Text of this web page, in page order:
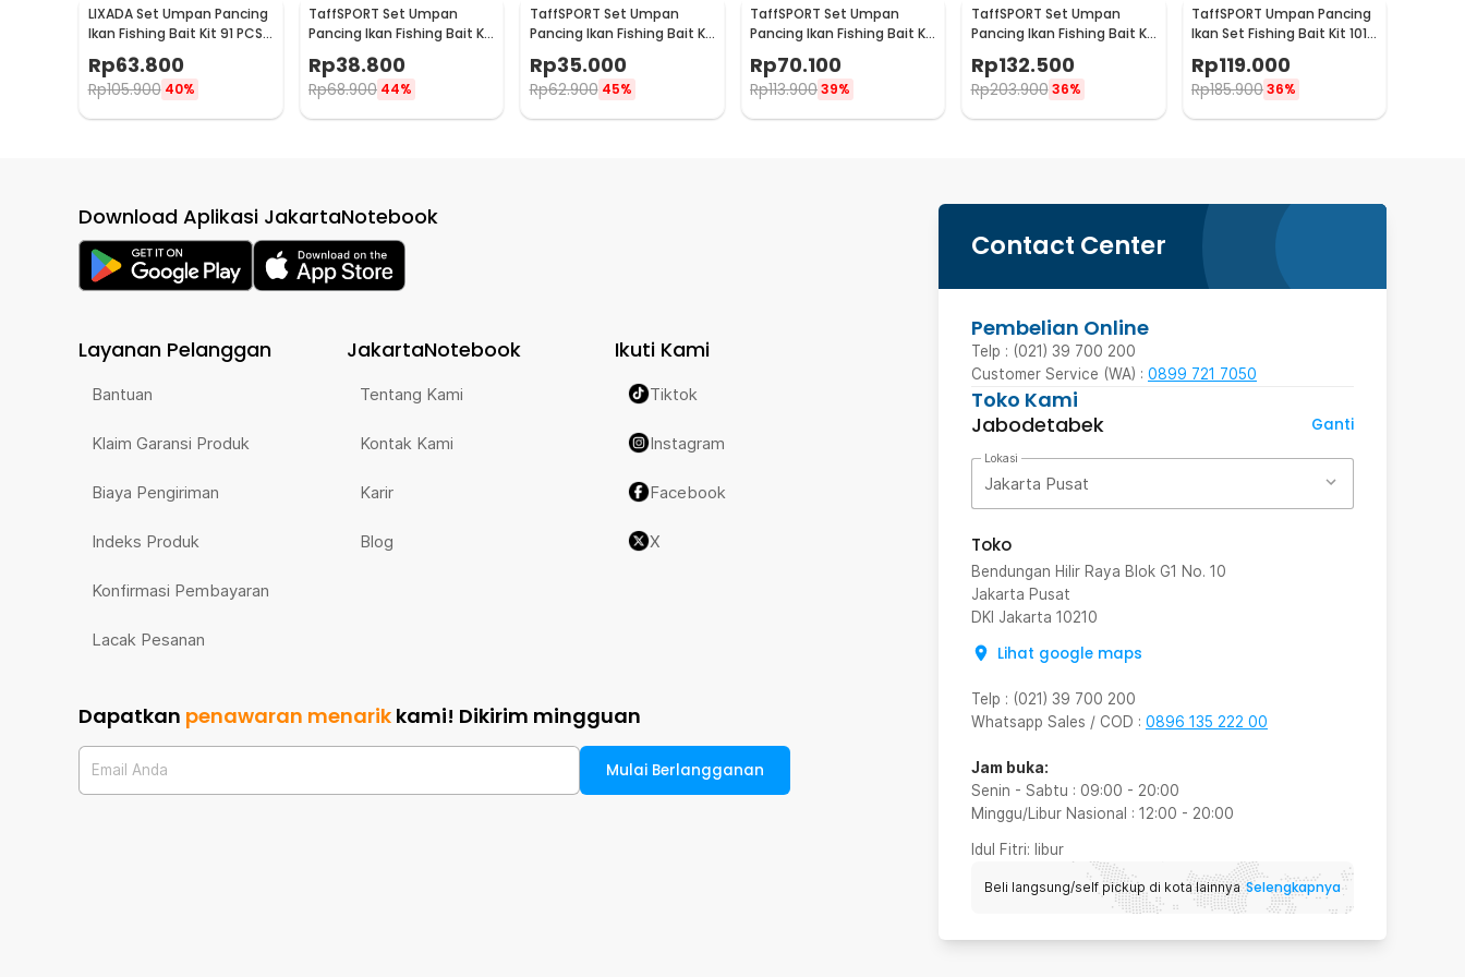
LIXADA Set Umpan Pancing
Ikan Fishing Bait Kit 91 PCS -
DWS250-B
Rp63.800
Rp105.900 40%
TaffSPORT Set Umpan
Pancing Ikan Fishing Bait Kit
45 PCS - DWS250-C
Rp38.800
Rp68.900 44%
TaffSPORT Set Umpan
Pancing Ikan Fishing Bait Kit
44 PCS - DWS250-D
Rp35.000
Rp62.900 45%
TaffSPORT Set Umpan
Pancing Ikan Fishing Bait Kit
Rp70.100
Rp113.90039%
TaffSPORT Set Umpan
Pancing Ikan Fishing Bait Kit
109 PCS - DWS250-G
Rp132.500
Rp203.900 36%
TaffSPORT Umpan Pancing
Ikan Set Fishing Bait Kit 101
Rp119.000
Rp185.90036%
Contact Center
Pembelian Online
Telp : (021) 39 700 200
Customer Service (WA) : 0899 721 7050
Toko Kami
Jabodetabek
Ganti
Lokasi
Jakarta Pusat
Toko
Bendungan Hilir Raya Blok G1 No. 10
Jakarta Pusat
DKI Jakarta 10210
Lihat google maps
Telp : (021) 39 700 200
Whatsapp Sales / COD : 0896 135 222 00
Jam buka:
Senin - Sabtu : 09:00 - 20:00
Minggu/Libur Nasional : 12:00 - 20:00
Idul Fitri: libur
Beli langsung/self pickup di kota lainnya Selengkapnya
Download Aplikasi JakartaNotebook
Layanan Pelanggan
Bantuan
Klaim Garansi Produk
Biaya Pengiriman
Indeks Produk
Konfirmasi Pembayaran
Lacak Pesanan
JakartaNotebook
Tentang Kami
Kontak Kami
Karir
Blog
Ikuti Kami
Tiktok
Instagram
Facebook
X
Dapatkan penawaran menarik kami! Dikirim mingguan
Email Anda Mulai Berlangganan